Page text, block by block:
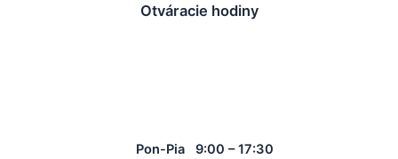
Otváracie hodiny
Pon-Pia 9:00 – 17:30